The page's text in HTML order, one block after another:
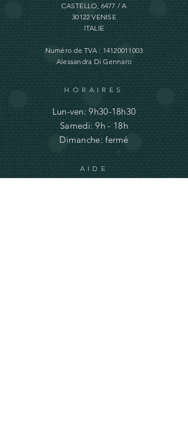
CASTELLO, 6477 / A
30122 VENISE
ITALIE
Numéro de TVA : 14120011003
Alessandra Di Gennaro
HORAIRES
Lun-ven: 9h30-18h30
Samedi: 9h - 18h
Dimanche: fermé
AIDE